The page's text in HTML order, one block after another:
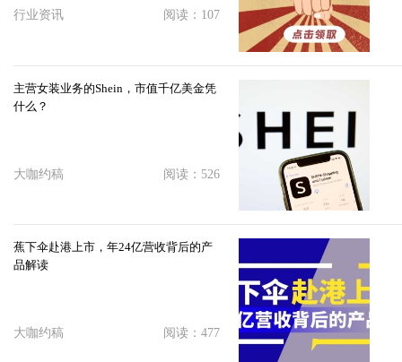
行业资讯 阅读：107
主营女装业务的Shein，市值千亿美金凭
什么？
大咖约稿 阅读：526
蕉下伞赴港上市，年24亿营收背后的产
品解读
大咖约稿 阅读：477